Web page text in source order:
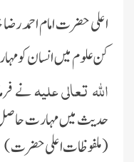
اعلی حضرت امام احمد
کن علوم میں انسان کو
اللہ تعالی علیہنے
حدیث میں مہارت حاصل
(ملفوظات اعلی حضرت)